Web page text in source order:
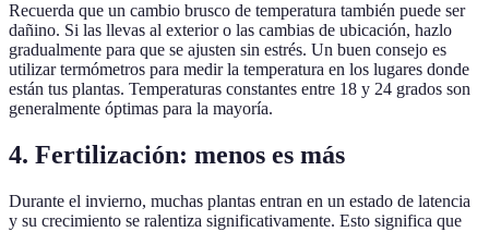
Recuerda que un cambio brusco de temperatura también puede ser
dañino. Si las llevas al exterior o las cambias de ubicación, hazlo
gradualmente para que se ajusten sin estrés. Un buen consejo es
utilizar termómetros para medir la temperatura en los lugares donde
están tus plantas. Temperaturas constantes entre 18 y 24 grados son
generalmente óptimas para la mayoría.
4. Fertilización: menos es más
Durante el invierno, muchas plantas entran en un estado de latencia
y su crecimiento se ralentiza significativamente. Esto significa que